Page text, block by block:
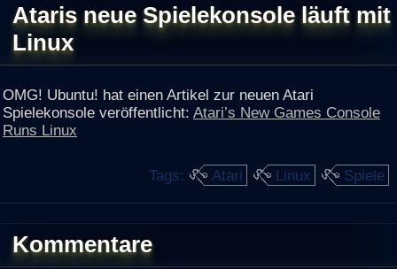
Ataris neue Spielekonsole läuft mit
Linux
OMG! Ubuntu! hat einen Artikel zur neuen Atari
Spielekonsole veröffentlicht: Atari’s New Games Console
Runs Linux
Tags: Atari Linux Spiele
Kommentare